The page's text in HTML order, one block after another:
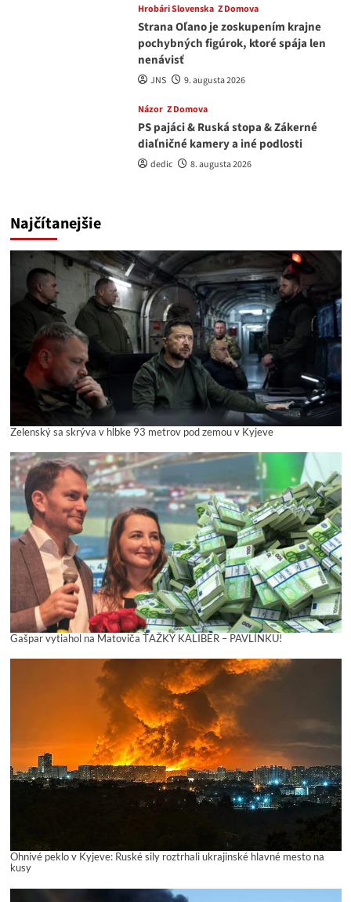
Hrobári Slovenska Z Domova
Strana Oľano je zoskupením krajne
pochybných figúrok, ktoré spája len
nenávisť
JNS 9. augusta 2026
Názor Z Domova
PS pajáci & Ruská stopa & Zákerné
diaľničné kamery a iné podlosti
dedic 8. augusta 2026
Najčítanejšie
Zelenský sa skrýva v hĺbke 93 metrov pod zemou v Kyjeve
Gašpar vytiahol na Matoviča ŤAŽKÝ KALIBER – PAVLÍNKU!
Ohnivé peklo v Kyjeve: Ruské sily roztrhali ukrajinské hlavné mesto na
kusy